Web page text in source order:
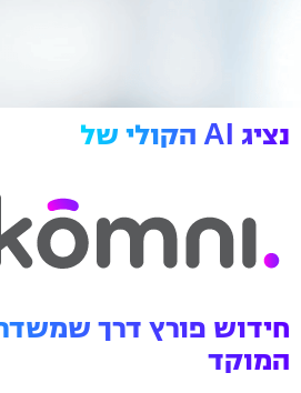
נציג AI הקולי של
חידוש פורץ דרך
המוקד